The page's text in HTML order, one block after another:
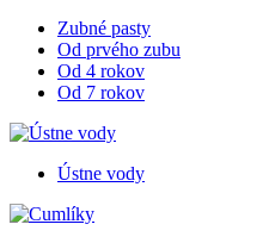
Zubné pasty
Od prvého zubu
Od 4 rokov
Od 7 rokov
Ústne vody